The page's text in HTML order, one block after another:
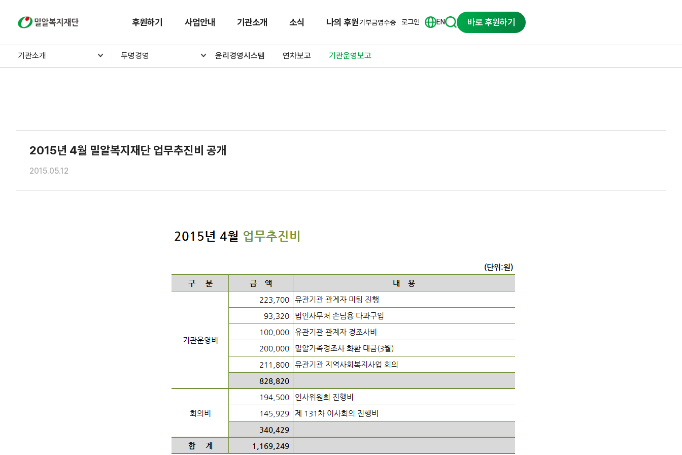
밀알복지재단 후원하기 사업안내 기관소개 소식 나의 후원기부금영수증 로그인 EN 바로 후원하기
기관소개 투명경영 윤리경영시스템 연차보고 기관운영보고
2015년 4월 밀알복지재단 업무추진비 공개
2015.05.12